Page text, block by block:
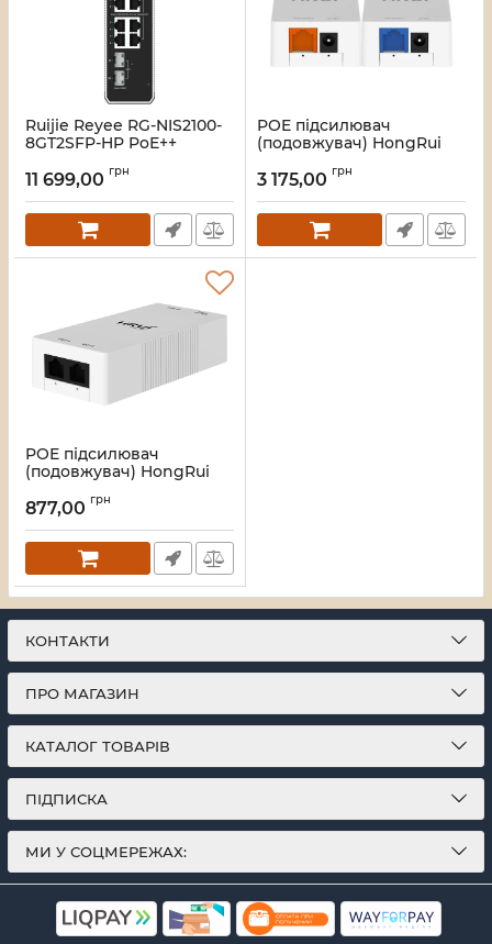
Ruijie Reyee RG-NIS2100-
8GT2SFP-HP PoE++
керований
Артикул:16_114857
11 699,00 грн
POE підсилювач
(подовжувач) HongRui
Артикул:19_000057284
3 175,00 грн
POE підсилювач
(подовжувач) HongRui
Артикул: 19_000056482
877,00 грн
КОНТАКТИ
ПРО МАГАЗИН
КАТАЛОГ ТОВАРІВ
ПІДПИСКА
МИ У СОЦМЕРЕЖАХ: